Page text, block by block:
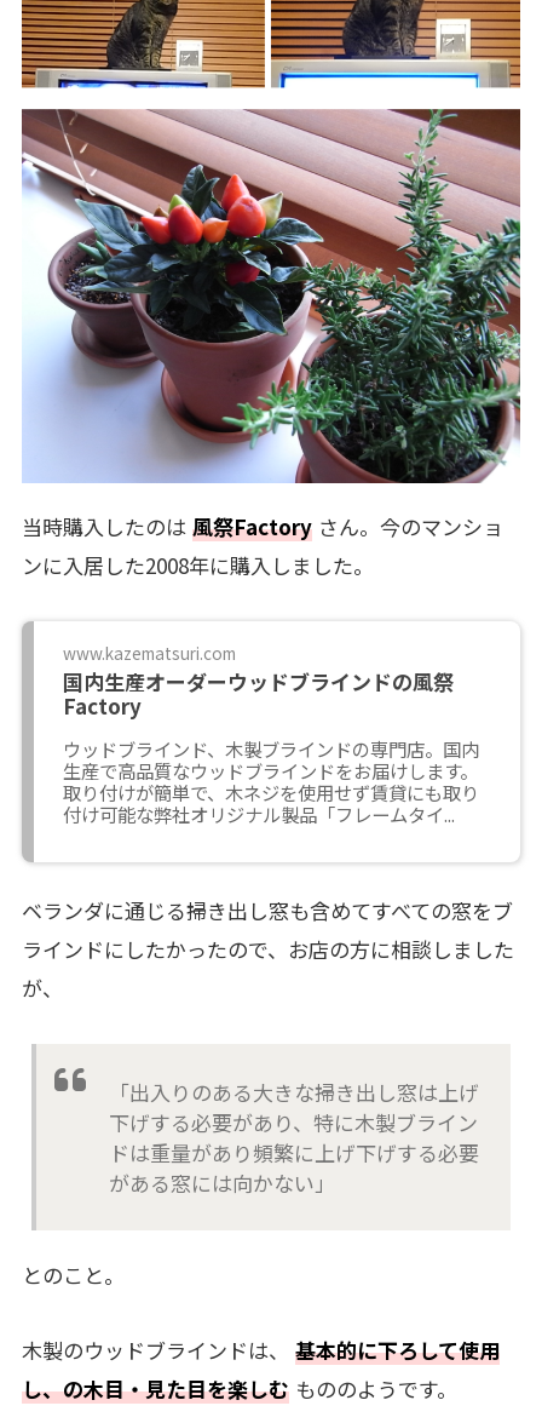
当時購入したのは 風祭Factory さん。今のマンショ
ンに入居した2008年に購入しました。
www.kazematsuri.com
国内生産オーダーウッドブラインドの風祭
Factory
ウッドブラインド、木製ブラインドの専門店。国内
生産で高品質なウッドブラインドをお届けします。
取り付けが簡単で、木ネジを使用せず賃貸にも取り
付け可能な弊社オリジナル製品「フレームタイ...
ベランダに通じる掃き出し窓も含めてすべての窓をブ
ラインドにしたかったので、お店の方に相談しました
が、
「出入りのある大きな掃き出し窓は上げ
下げする必要があり、特に木製ブライン
ドは重量があり頻繁に上げ下げする必要
がある窓には向かない」
とのこと。
木製のウッドブラインドは、
基本的に下ろして使用
し、の木目・見た目を楽しむ もののようです。